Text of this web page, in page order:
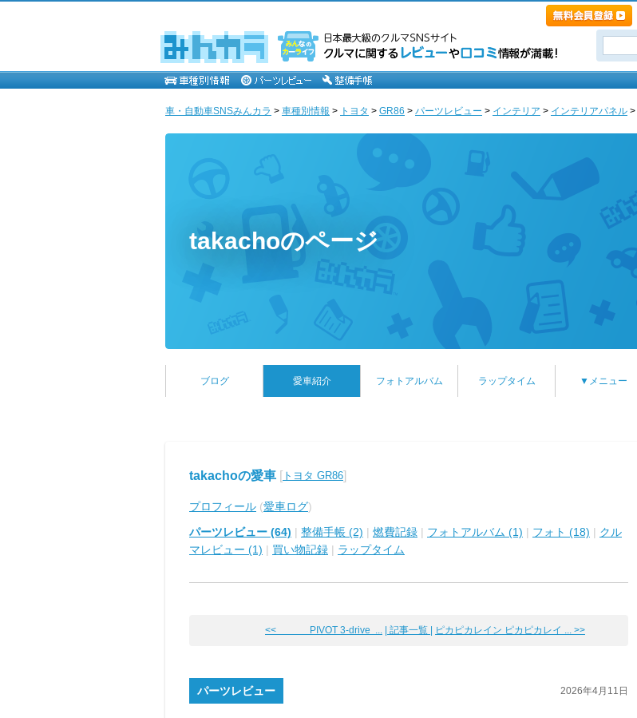
車・自動車SNSみんカラ > 車種別情報 > トヨタ > GR86 > パーツレビュー > インテリア > インテリアパネル >
takachoのページ
ブログ 愛車紹介 フォトアルバム ラップタイム ▼メニュー
takachoの愛車 [ トヨタ GR86]
プロフィール (愛車ログ)
パーツレビュー (64) | 整備手帳 (2) | 燃費記録 | フォトアルバム (1) | フォト (18) | クル
マレビュー (1) | 買い物記録 | ラップタイム
<< PIVOT 3-drive ... | 記事一覧 | ピカピカレイン ピカピカレイ ... >>
パーツレビュー 2026年4月11日